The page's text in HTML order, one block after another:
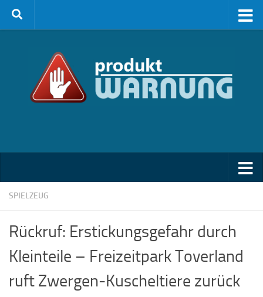
Zum Inhalt springen
SPIELZEUG
Rückruf: Erstickungsgefahr durch
Kleinteile – Freizeitpark Toverland
ruft Zwergen-Kuscheltiere zurück